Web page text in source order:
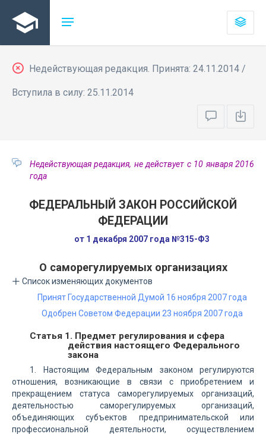
Недействующая редакция. Принята: 24.11.2014 /
Вступила в силу: 25.11.2014
Недействующая редакция, не действует с 10 января 2016
года
ФЕДЕРАЛЬНЫЙ ЗАКОН РОССИЙСКОЙ
ФЕДЕРАЦИИ
от 1 декабря 2007 года №315-Ф3
О саморегулируемых организациях
Список изменяющих документов
Принят Государственной Думой 16 ноября 2007 года
Одобрен Советом Федерации 23 ноября 2007 года
Статья 1. Предмет регулирования и сфера
действия настоящего Федерального
закона
1. Настоящим Федеральным законом регулируются
отношения, возникающие в связи с приобретением и
прекращением статуса саморегулируемых организаций,
деятельностью саморегулируемых организаций,
объединяющих субъектов предпринимательской или
профессиональной деятельности, осуществлением